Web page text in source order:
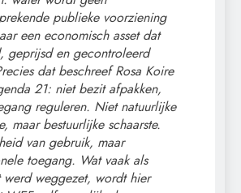
publieke voorziening
een economisch asset dat
geprijsd en gecontroleerd
dat beschreef Rosa Koire
21: niet bezit afpakken,
reguleren. Niet natuurlijke
maar bestuurlijke schaarste.
van gebruik, maar
toegang. Wat vaak als
weggezet, wordt hier